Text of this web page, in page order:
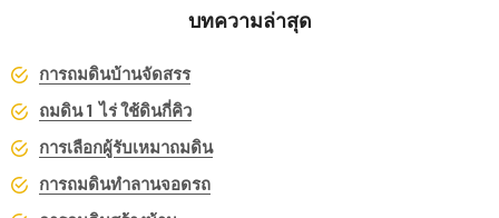
บทความล่าสุด
การถมดินบ้านจัดสรร
ถมดิน 1 ไร่ ใช้ดินกี่คิว
การเลือกผู้รับเหมาถมดิน
การถมดินทำลานจอดรถ